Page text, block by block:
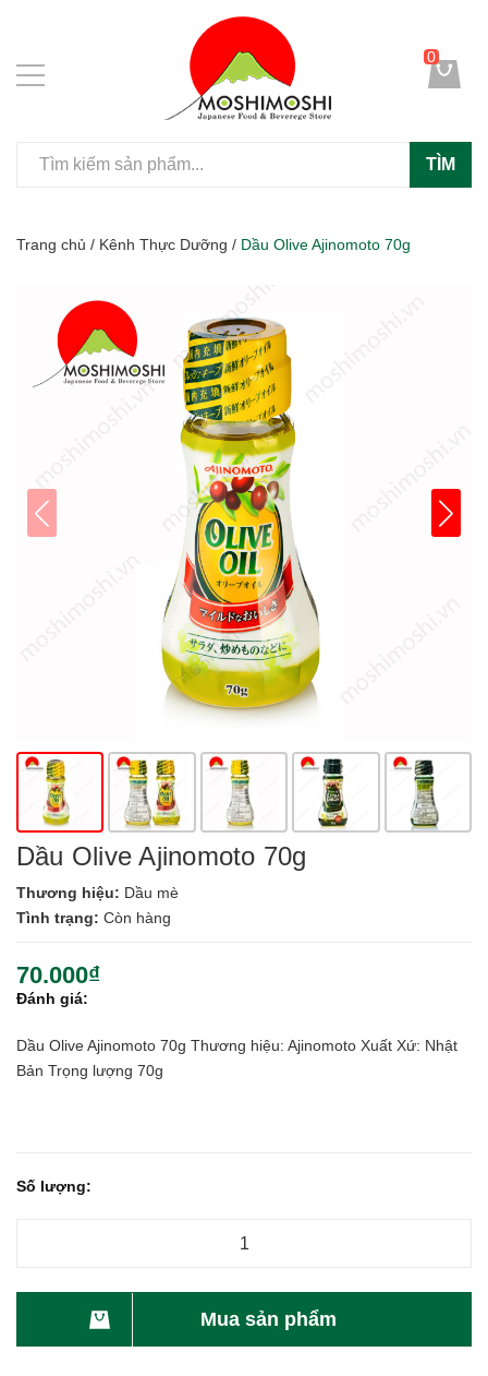
TÌM
0
Trang chủ / Kênh Thực Dưỡng / Dầu Olive Ajinomoto 70g
Dầu Olive Ajinomoto 70g
Thương hiệu: Dầu mè
Tình trạng: Còn hàng
70.000₫
Đánh giá:
Dầu Olive Ajinomoto 70g Thương hiệu: Ajinomoto Xuất Xứ: Nhật
Bản Trọng lượng 70g
Số lượng:
Mua sản phẩm